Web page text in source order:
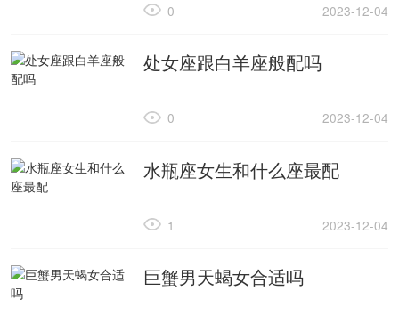
2023-12-04
0
处女座跟白羊座般配吗
2023-12-04
0
水瓶座女生和什么座最配
2023-12-04
1
巨蟹男天蝎女合适吗